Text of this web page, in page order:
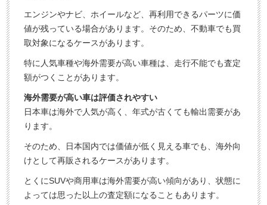
エンジンやナビ、ホイールなど、再利用できるパーツに価
値が残っている場合があります。そのため、不動車でも買
取対象になるケースがあります。
特に人気車種や海外需要が高い車種は、走行不能でも査定
額がつくことがあります。
海外需要が高い車は評価されやすい
日本車は海外で人気が高く、年式が古くても輸出需要があ
ります。
そのため、日本国内では価値が低く見える車でも、海外向
けとして再販されるケースがあります。
とくにSUVや商用車は海外需要が高い傾向があり、状態に
よっては思った以上の査定額になることもあります。